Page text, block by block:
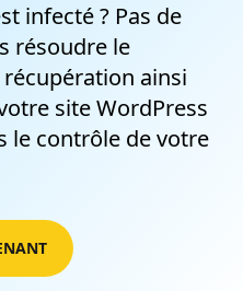
infecté ? Pas de
résoudre le
ainsi
site WordPress
le contrôle de votre